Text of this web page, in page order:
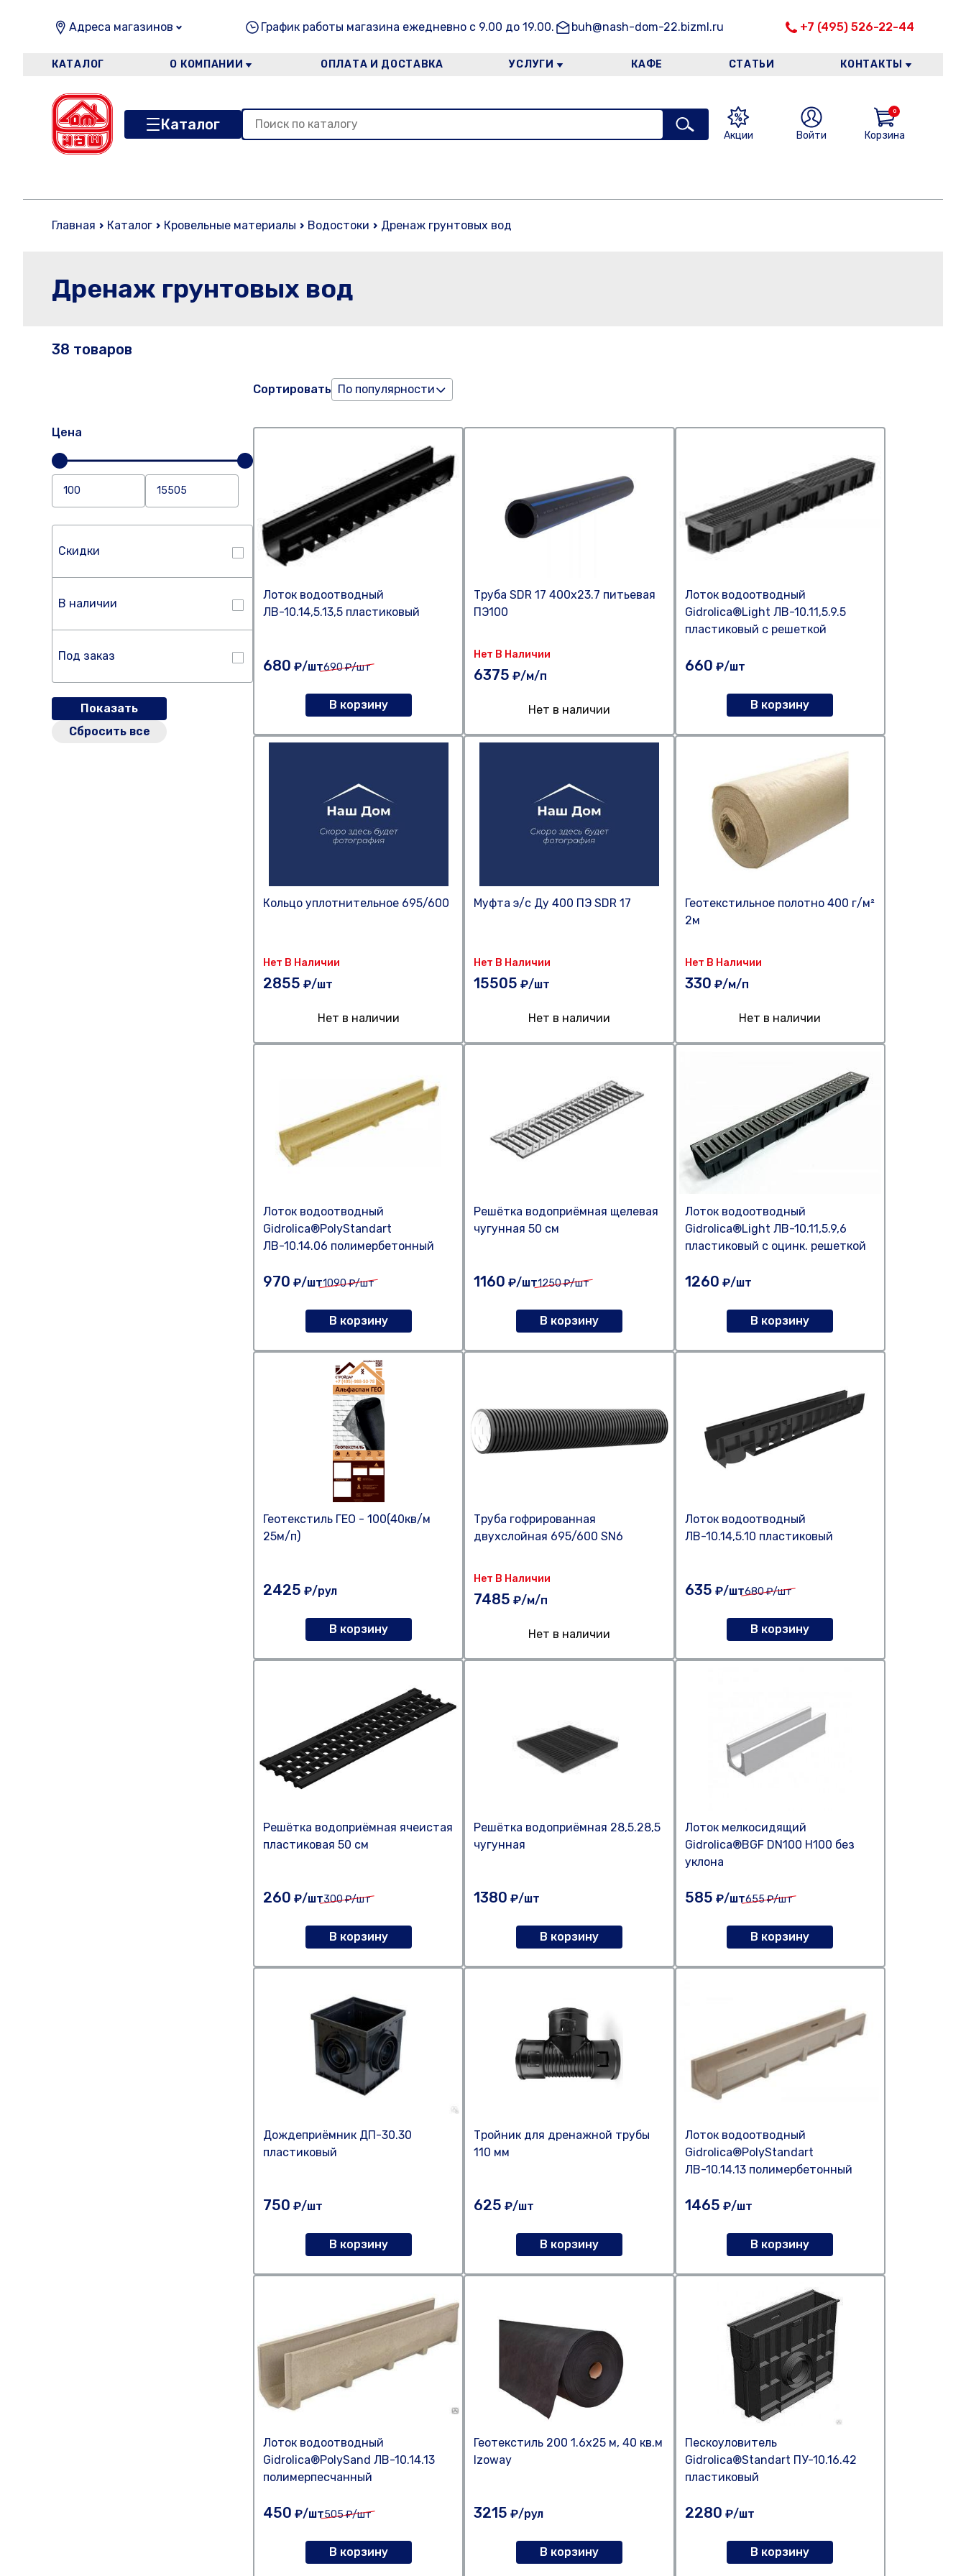
Адреса магазинов График работы магазина ежедневно с 9.00 до 19.00. buh@nash-dom-22.bizml.ru +7 (495) 526-22-44
КАТАЛОГ О КОМПАНИИ ОПЛАТА И ДОСТАВКА УСЛУГИ КАФЕ СТАТЬИ КОНТАКТЫ
Каталог
Акции Войти Корзина
0
Главная Каталог Кровельные материалы Водостоки Дренаж грунтовых вод
Дренаж грунтовых вод
38 товаров
Цена
Скидки
В наличии
Под заказ
Показать
Сбросить все
Сортировать По популярности
Лоток водоотводный
ЛВ-10.14,5.13,5 пластиковый
680 ₽/шт690₽/шт
В корзину
Труба SDR 17 400x23.7 питьевая
ПЭ100
Нет В Наличии
6375 ₽/м/п
Нет в наличии
Лоток водоотводный
Gidrolica®Light ЛВ-10.11,5.9.5
пластиковый c решеткой
660 ₽/шт
В корзину
Кольцо уплотнительное 695/600
Нет В Наличии
2855 ₽/шт
Нет в наличии
Муфта э/с Ду 400 ПЭ SDR 17
Нет В Наличии
15505 ₽/шт
Нет в наличии
Геотекстильное полотно 400 г/м²
2м
Нет В Наличии
330 ₽/м/п
Нет в наличии
Лоток водоотводный
Gidrolica®PolyStandart
ЛВ-10.14.06 полимербетонный
970 ₽/шт1090₽/шт
В корзину
Решётка водоприёмная щелевая
чугунная 50 см
1160 ₽/шт1250₽/шт
В корзину
Лоток водоотводный
Gidrolica®Light ЛВ-10.11,5.9,6
пластиковый c оцинк. решеткой
1260 ₽/шт
В корзину
Геотекстиль ГЕО - 100(40кв/м
25м/п)
2425 ₽/рул
В корзину
Труба гофрированная
двухслойная 695/600 SN6
Нет В Наличии
7485 ₽/м/п
Нет в наличии
Лоток водоотводный
ЛВ-10.14,5.10 пластиковый
635 ₽/шт680₽/шт
В корзину
Решётка водоприёмная ячеистая
пластиковая 50 см
260 ₽/шт300₽/шт
В корзину
Решётка водоприёмная 28,5.28,5
чугунная
1380 ₽/шт
В корзину
Лоток мелкосидящий
Gidrolica®BGF DN100 H100 без
уклона
585 ₽/шт655₽/шт
В корзину
Дождеприёмник ДП-30.30
пластиковый
750 ₽/шт
В корзину
Тройник для дренажной трубы
110 мм
625 ₽/шт
В корзину
Лоток водоотводный
Gidrolica®PolyStandart
ЛВ-10.14.13 полимербетонный
1465 ₽/шт
В корзину
Лоток водоотводный
Gidrolica®PolySand ЛВ-10.14.13
полимерпесчанный
450 ₽/шт505₽/шт
В корзину
Геотекстиль 200 1.6х25 м, 40 кв.м
Izoway
3215 ₽/рул
В корзину
Пескоуловитель
Gidrolica®Standart ПУ-10.16.42
пластиковый
2280 ₽/шт
В корзину